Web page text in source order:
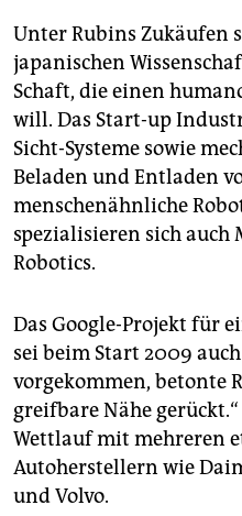
Unter Rubins Zukäufen
japanischen
Schaft, die einen
will. Das Start-up
Sicht-Systeme sowie
Beladen und Entladen
menschenähnliche
spezialisieren sich auch
Robotics.
Das Google-Projekt für
sei beim Start 2009
vorgekommen, betonte
greifbare Nähe
Wettlauf mit mehreren
Autoherstellern wie
und Volvo.